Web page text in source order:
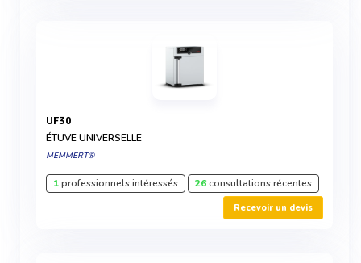
UF30
ÉTUVE UNIVERSELLE
MEMMERT®
1professionnels intéressés 26consultations récentes
Recevoir un devis